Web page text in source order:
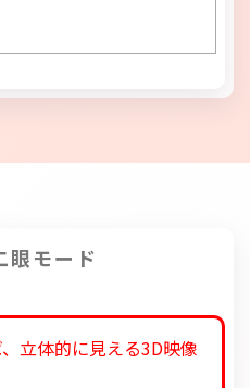
眼モード
立体的に見える3D映像